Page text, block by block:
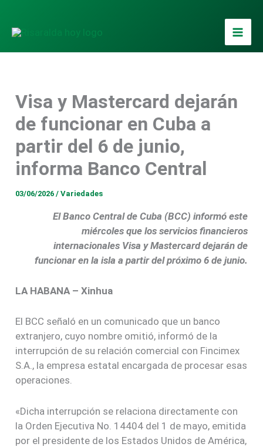
contenido
Visa y Mastercard dejarán
de funcionar en Cuba a
partir del 6 de junio,
informa Banco Central
03/06/2026/Variedades
El Banco Central de Cuba (BCC) informó este
miércoles que los servicios financieros
internacionales Visa y Mastercard dejarán de
funcionar en la isla a partir del próximo 6 de junio.
LA HABANA – Xinhua
El BCC señaló en un comunicado que un banco
extranjero, cuyo nombre omitió, informó de la
interrupción de su relación comercial con Fincimex
S.A., la empresa estatal encargada de procesar esas
operaciones.
«Dicha interrupción se relaciona directamente con
la Orden Ejecutiva No. 14404 del 1 de mayo, emitida
por el presidente de los Estados Unidos de América,